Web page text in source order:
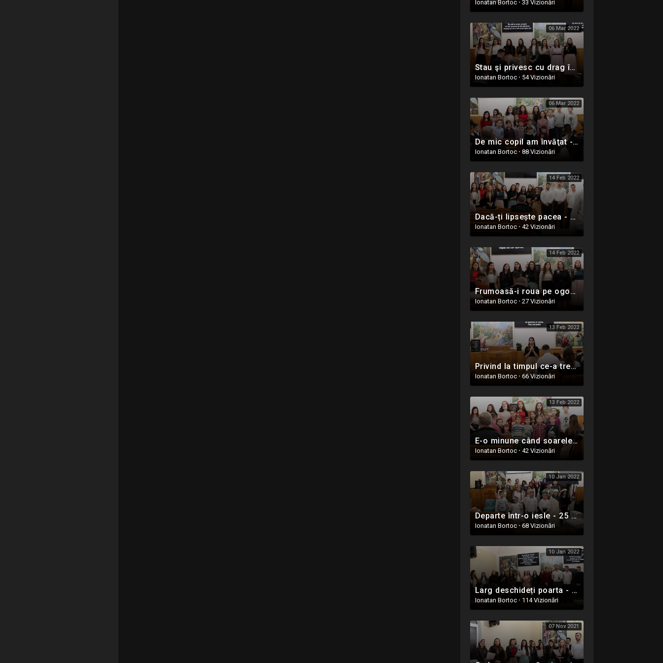
Ionatan Bortoc · 33 Vizionări
06 Mar 2022
Stau şi privesc cu drag în urmă - 6 Martie 2022 - Oastea Domnului - Ighiel, Alba
Ionatan Bortoc · 54 Vizionări
06 Mar 2022
De mic copil am învăţat - 6 Martie 2022 - Grup de copii din Oastea Domnului - Ighiel, Alba
Ionatan Bortoc · 88 Vizionări
14 Feb 2022
Dacă-ți lipsește pacea - 13 Februarie 2022
Ionatan Bortoc · 42 Vizionări
14 Feb 2022
Frumoasă-i roua pe ogor - 13 Februarie 2022
Ionatan Bortoc · 27 Vizionări
13 Feb 2022
Privind la timpul ce-a trecut - Andreea Opruța - 13 Februarie 2022
Ionatan Bortoc · 66 Vizionări
13 Feb 2022
E-o minune când soarele-apune - 13 Februarie 2022
Ionatan Bortoc · 42 Vizionări
10 Jan 2022
Departe într-o iesle - 25 Decembrie 2021 - Copii din Ighiel - Alba
Ionatan Bortoc · 68 Vizionări
10 Jan 2022
Larg deschideți poarta - 25 Decembrie 2021 - Ighiel - Alba
Ionatan Bortoc · 114 Vizionări
07 Nov 2021